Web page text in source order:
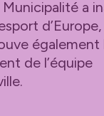
a
également
de l’équipe